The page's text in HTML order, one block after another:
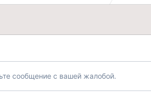
сообщение с вашей жалобой.